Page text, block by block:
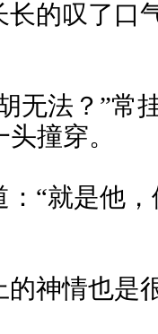
的叹了口
无法？”常
撞穿。
“就是他
神情也是